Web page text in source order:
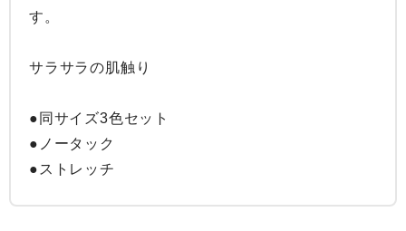
す。
サラサラの肌触り
●同サイズ3色セット
●ノータック
●ストレッチ